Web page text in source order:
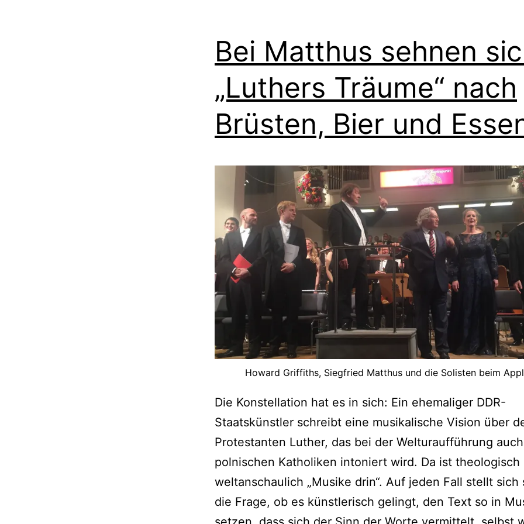
Bei Matthus sehnen
„Luthers Träume“ nach
Brüsten, Bier und
Howard Griffiths, Siegfried Matthus und die Solisten beim
Die Konstellation hat es in sich: Ein ehemaliger DDR-
Staatskünstler schreibt eine musikalische Vision über
Protestanten Luther, das bei der Welturaufführung
polnischen Katholiken intoniert wird. Da ist theologisch
weltanschaulich „Musike drin“. Auf jeden Fall stellt sich
die Frage, ob es künstlerisch gelingt, den Text so in